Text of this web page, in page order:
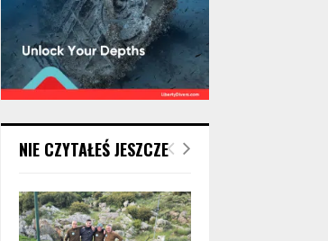
NIE CZYTAŁEŚ JESZCZE